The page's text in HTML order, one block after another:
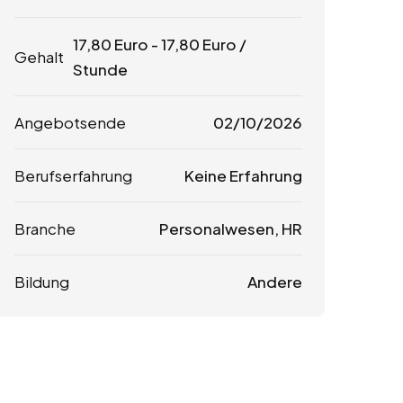
Gehalt
17,80 Euro -17,80 Euro /
Stunde
Angebotsende 02/10/2026
Berufserfahrung Keine Erfahrung
Branche Personalwesen, HR
Bildung Andere